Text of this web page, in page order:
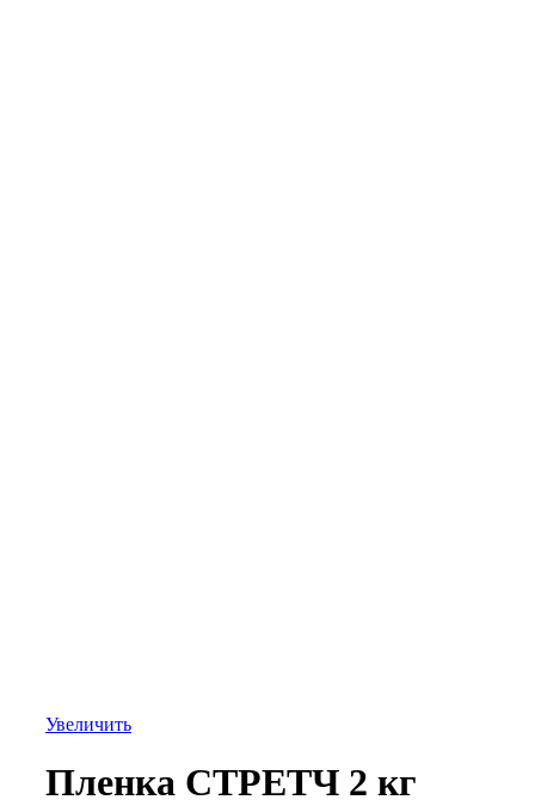
Увеличить
Пленка СТРЕТЧ 2 кг